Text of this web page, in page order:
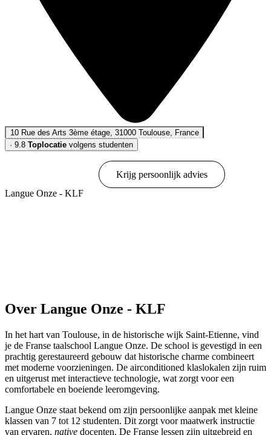
10 Rue des Arts 3ème étage, 31000 Toulouse, France
· 9.8 Toplocatie volgens studenten
Krijg persoonlijk advies
Langue Onze - KLF
Over Langue Onze - KLF
In het hart van Toulouse, in de historische wijk Saint-Etienne, vind
je de Franse taalschool Langue Onze. De school is gevestigd in een
prachtig gerestaureerd gebouw dat historische charme combineert
met moderne voorzieningen. De airconditioned klaslokalen zijn ruim
en uitgerust met interactieve technologie, wat zorgt voor een
comfortabele en boeiende leeromgeving.
Langue Onze staat bekend om zijn persoonlijke aanpak met kleine
klassen van 7 tot 12 studenten. Dit zorgt voor maatwerk instructie
van ervaren, native docenten. De Franse lessen zijn uitgebreid en